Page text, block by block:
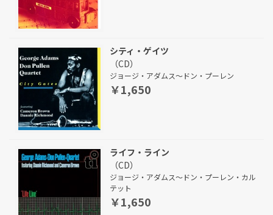
シティ・ゲイツ
（CD）
ジョージ・アダムス～ドン・プーレン
￥1,650
ライフ・ライン
（CD）
ジョージ・アダムス～ドン・プーレン・カル
テット
￥1,650